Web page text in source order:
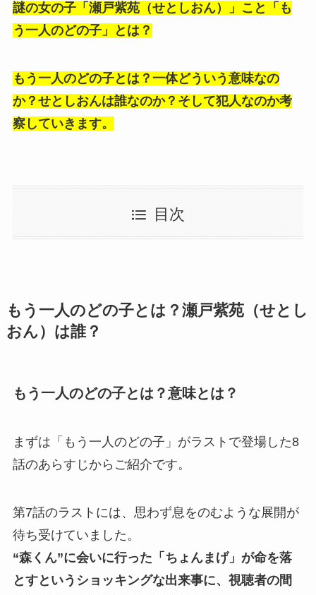
謎の女の子「瀬戸紫苑（せとしおん）」こと「も
う一人のどの子」とは？
もう一人のどの子とは？一体どういう意味なの
か？せとしおんは誰なのか？そして犯人なのか考
察していきます。
目次
もう一人のどの子とは？瀬戸紫苑（せとし
おん）は誰？
もう一人のどの子とは？意味とは？
まずは「もう一人のどの子」がラストで登場した8
話のあらすじからご紹介です。
第7話のラストには、思わず息をのむような展開が
待ち受けていました。
“森くん”に会いに行った「ちょんまげ」が命を落
とすというショッキングな出来事に、視聴者の間